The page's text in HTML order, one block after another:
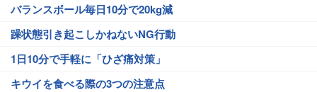
バランスボール毎日10分で20kg減
躁状態引き起こしかねないNG行動
1日10分で手軽に「ひざ痛対策」
キウイを食べる際の3つの注意点